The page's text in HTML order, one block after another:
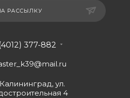
РАССЫЛКУ
377-882
ул.
4